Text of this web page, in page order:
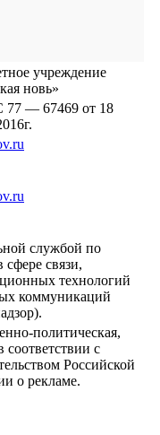
учреждение
новь»
— 67469 от 18
службой по
сфере связи,
технологий
коммуникаций
политическая,
соответствии с
Российской
о рекламе.